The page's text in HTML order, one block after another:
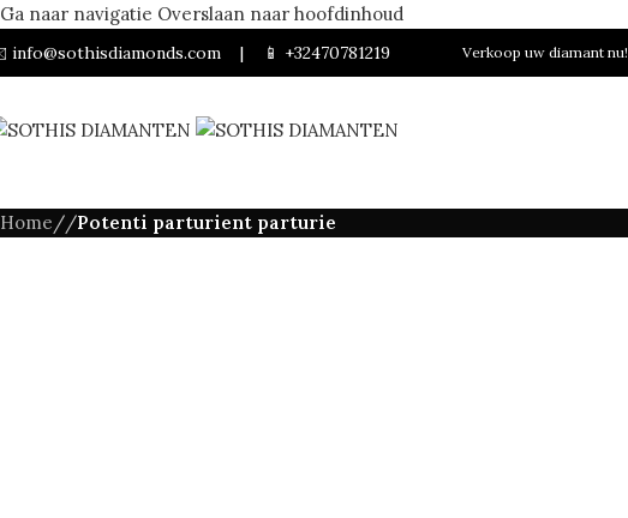
Ga naar navigatie Overslaan naar hoofdinhoud
info@sothisdiamonds.com | 📱 +32470781219 Verkoop uw diamant nu!
Home//Potenti parturient parturie